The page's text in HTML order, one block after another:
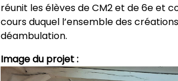
réunit les élèves de CM2 et de 6e et
cours duquel l’ensemble des
déambulation.
Image du projet :